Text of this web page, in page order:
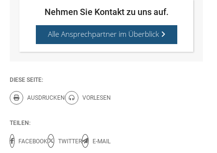
Nehmen Sie Kontakt zu uns auf.
Alle Ansprechpartner im Überblick
DIESE SEITE:
AUSDRUCKEN
Diese Seite drucken.
VORLESEN
Diese Seite vorlesen.
TEILEN:
FACEBOOK TWITTER E-MAIL